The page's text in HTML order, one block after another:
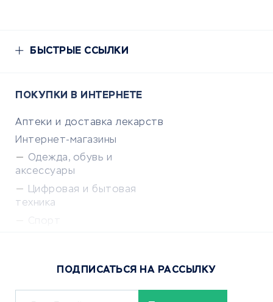
БЫСТРЫЕ ССЫЛКИ
ПОКУПКИ В ИНТЕРНЕТЕ
Аптеки и доставка лекарств
Интернет-магазины
Одежда, обувь и
аксессуары
Цифровая и бытовая
техника
Сервисы доставки
ПОДПИСАТЬСЯ НА РАССЫЛКУ